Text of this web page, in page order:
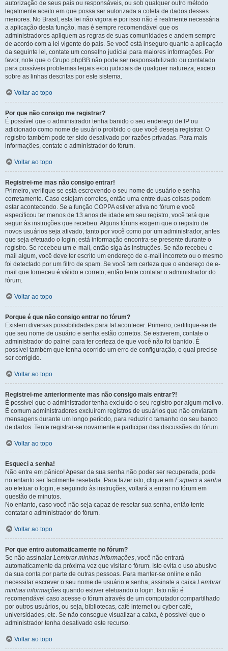
autorização de seus pais ou responsáveis, ou sob qualquer outro método
legalmente aceito em que possa ser autorizada a coleta de dados desses
menores. No Brasil, esta lei não vigora e por isso não é realmente necessária
a aplicação desta função, mas é sempre recomendável que os
administradores apliquem as regras de suas comunidades e andem sempre
de acordo com a lei vigente do país. Se você está inseguro quanto a aplicação
da seguinte lei, contate um conselho judicial para maiores informações. Por
favor, note que o Grupo phpBB não pode ser responsabilizado ou contatado
para possíveis problemas legais e/ou judiciais de qualquer natureza, exceto
sobre as linhas descritas por este sistema.
Voltar ao topo
Por que não consigo me registrar?
É possível que o administrador tenha banido o seu endereço de IP ou
adicionado como nome de usuário proibido o que você deseja registrar. O
registro também pode ter sido desativado por razões privadas. Para mais
informações, contate o administrador do fórum.
Voltar ao topo
Registrei-me mas não consigo entrar!
Primeiro, verifique se está escrevendo o seu nome de usuário e senha
corretamente. Caso estejam corretos, então uma entre duas coisas podem
estar acontecendo. Se a função COPPA estiver ativa no fórum e você
especificou ter menos de 13 anos de idade em seu registro, você terá que
seguir às instruções que recebeu. Alguns fóruns exigem que o registro de
novos usuários seja ativado, tanto por você como por um administrador, antes
que seja efetuado o login; está informação encontra-se presente durante o
registro. Se recebeu um e-mail, então siga às instruções. Se não recebeu e-
mail algum, você deve ter escrito um endereço de e-mail incorreto ou o mesmo
foi detectado por um filtro de spam. Se você tem certeza que o endereço de e-
mail que forneceu é válido e correto, então tente contatar o administrador do
fórum.
Voltar ao topo
Porque é que não consigo entrar no fórum?
Existem diversas possibilidades para tal acontecer. Primeiro, certifique-se de
que seu nome de usuário e senha estão corretos. Se estiverem, contate o
administrador do painel para ter certeza de que você não foi banido. É
possível também que tenha ocorrido um erro de configuração, o qual precise
ser corrigido.
Voltar ao topo
Registrei-me anteriormente mas não consigo mais entrar?!
É possível que o administrador tenha excluído o seu registro por algum motivo.
É comum administradores excluírem registros de usuários que não enviaram
mensagens durante um longo período, para reduzir o tamanho do seu banco
de dados. Tente registrar-se novamente e participar das discussões do fórum.
Voltar ao topo
Esqueci a senha!
Não entre em pânico! Apesar da sua senha não poder ser recuperada, pode
no entanto ser facilmente resetada. Para fazer isto, clique em Esqueci a senha
ao efetuar o login, e seguindo às instruções, voltará a entrar no fórum em
questão de minutos.
No entanto, caso você não seja capaz de resetar sua senha, então tente
contatar o administrador do fórum.
Voltar ao topo
Por que entro automaticamente no fórum?
Se não assinalar Lembrar minhas informações, você não entrará
automaticamente da próxima vez que visitar o fórum. Isto evita o uso abusivo
da sua conta por parte de outras pessoas. Para manter-se online e não
necessitar escrever o seu nome de usuário e senha, assinale a caixa Lembrar
minhas informações quando estiver efetuando o login. Isto não é
recomendável caso acesse o fórum através de um computador compartilhado
por outros usuários, ou seja, bibliotecas, café internet ou cyber café,
universidades, etc. Se não consegue visualizar a caixa, é possível que o
administrador tenha desativado este recurso.
Voltar ao topo